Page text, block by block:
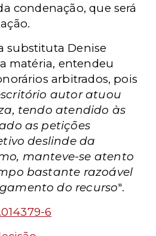
condenação, que será
substituta Denise
matéria, entendeu
arbitrados, pois
autor atuou
tendo atendido às
as petições
deslinde da
manteve-se atento
bastante razoável
do recurso".
6